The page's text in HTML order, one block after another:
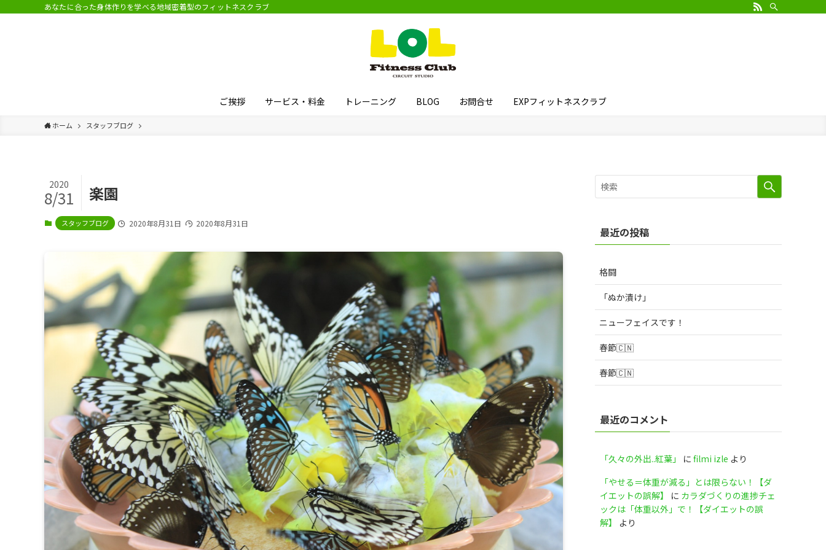
あなたに合った身体作りを学べる地域密着型のフィットネスクラブ
ご挨拶 サービス・料金 トレーニング BLOG お問合せ EXPフィットネスクラブ
ホーム スタッフブログ
楽園
2020
8/31
スタッフブログ 2020年8月31日 2020年8月31日
最近の投稿
格闘
「ぬか漬け」
ニューフェイスです！
春節🇨🇳
春節🇨🇳
最近のコメント
「久々の外出..紅葉」 に filmi izle より
「やせる＝体重が減る」とは限らない！【ダ
イエットの誤解】
に カラダづくりの進捗チェ
ックは「体重以外」で！【ダイエットの誤
解】
より